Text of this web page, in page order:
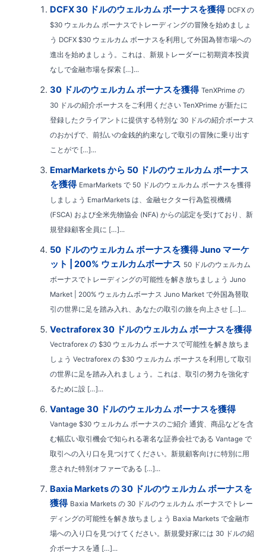
DCFX 30 ドルのウェルカム ボーナスを獲得 DCFX の
$30 ウェルカム ボーナスでトレーディングの冒険を始めましょ
う DCFX $30 ウェルカム ボーナスを利用して外国為替市場への
進出を始めましょう。これは、新規トレーダーに初期資本投資
なしで金融市場を探索 […]...
30 ドルのウェルカム ボーナスを獲得 TenXPrime の
30 ドルの紹介ボーナスをご利用ください TenXPrime が新たに
登録したクライアントに提供する特別な 30 ドルの紹介ボーナス
のおかげで、前払いの金銭的約束なしで取引の冒険に乗り出す
ことがで […]...
EmarMarkets から 50 ドルのウェルカム ボーナス
を獲得 EmarMarkets で 50 ドルのウェルカム ボーナスを獲得
しましょう EmarMarkets は、金融セクター行為監視機構
(FSCA) および全米先物協会 (NFA) からの認定を受けており、新
規登録顧客全員に […]...
50 ドルのウェルカム ボーナスを獲得 Juno マーケ
ット | 200% ウェルカムボーナス 50 ドルのウェルカム
ボーナスでトレーディングの可能性を解き放ちましょう Juno
Market | 200% ウェルカムボーナス Juno Market で外国為替取
引の世界に足を踏み入れ、あなたの取引の旅を向上させ […]...
Vectraforex 30 ドルのウェルカム ボーナスを獲得
Vectraforex の $30 ウェルカム ボーナスで可能性を解き放ちま
しょう Vectraforex の $30 ウェルカム ボーナスを利用して取引
の世界に足を踏み入れましょう。これは、取引の努力を強化す
るために設 […]...
Vantage 30 ドルのウェルカム ボーナスを獲得
Vantage $30 ウェルカム ボーナスのご紹介 通貨、商品などを含
む幅広い取引機会で知られる著名な証券会社である Vantage で
取引への入り口を見つけてください。新規顧客向けに特別に用
意された特別オファーである […]...
Baxia Markets の 30 ドルのウェルカム ボーナスを
獲得 Baxia Markets の 30 ドルのウェルカム ボーナスでトレー
ディングの可能性を解き放ちましょう Baxia Markets で金融市
場への入り口を見つけてください。新規愛好家には 30 ドルの紹
介ボーナスを通 […]...